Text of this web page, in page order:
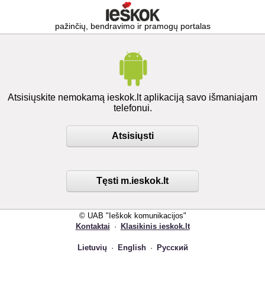
pažinčių, bendravimo ir pramogų portalas
Atsisiųskite nemokamą ieskok.lt aplikaciją savo išmaniajam
telefonui.
Atsisiųsti
Tęsti m.ieskok.lt
© UAB "Ieškok komunikacijos"
Kontaktai · Klasikinis ieskok.lt
Lietuvių · English · Русский